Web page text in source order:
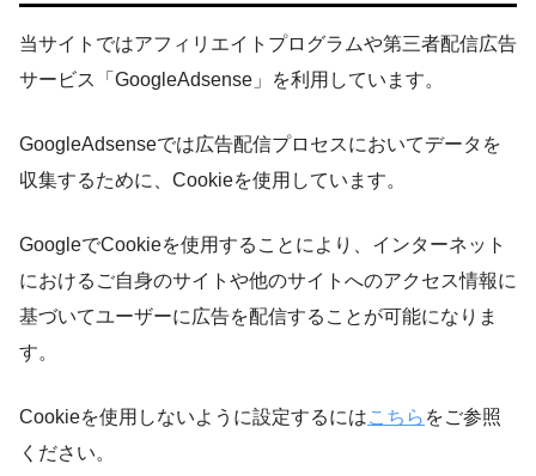
当サイトではアフィリエイトプログラムや第三者配信広告
サービス「GoogleAdsense」を利用しています。
GoogleAdsenseでは広告配信プロセスにおいてデータを
収集するために、Cookieを使用しています。
GoogleでCookieを使用することにより、インターネット
におけるご自身のサイトや他のサイトへのアクセス情報に
基づいてユーザーに広告を配信することが可能になりま
す。
Cookieを使用しないように設定するにはこちら をご参照
ください。